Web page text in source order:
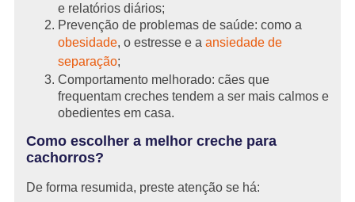
e relatórios diários;
Prevenção de problemas de saúde: como a
obesidade, o estresse e a ansiedade de
separação;
Comportamento melhorado: cães que
frequentam creches tendem a ser mais calmos e
obedientes em casa.
Como escolher a melhor creche para
cachorros?
De forma resumida, preste atenção se há: